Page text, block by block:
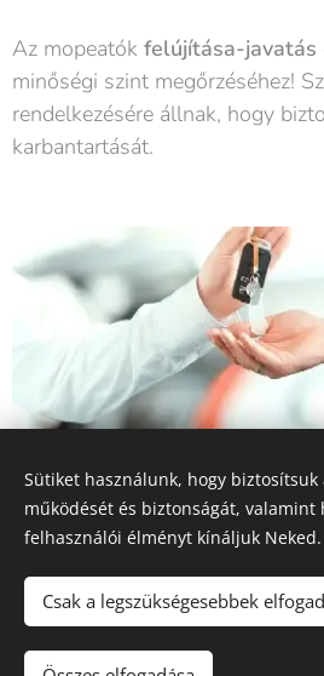
Az mopeatók felújítása-javatás
minőségi szint megőrzéséhez!
rendelkezésére állnak, hogy
karbantartását.
MOPEDAUTO ÉRD mint IMPORTŐR |
Sütiket használunk, hogy
működését és biztonságát, valamint
felhasználói élményt kínáljuk Neked.
Csak a legszükségesebbek